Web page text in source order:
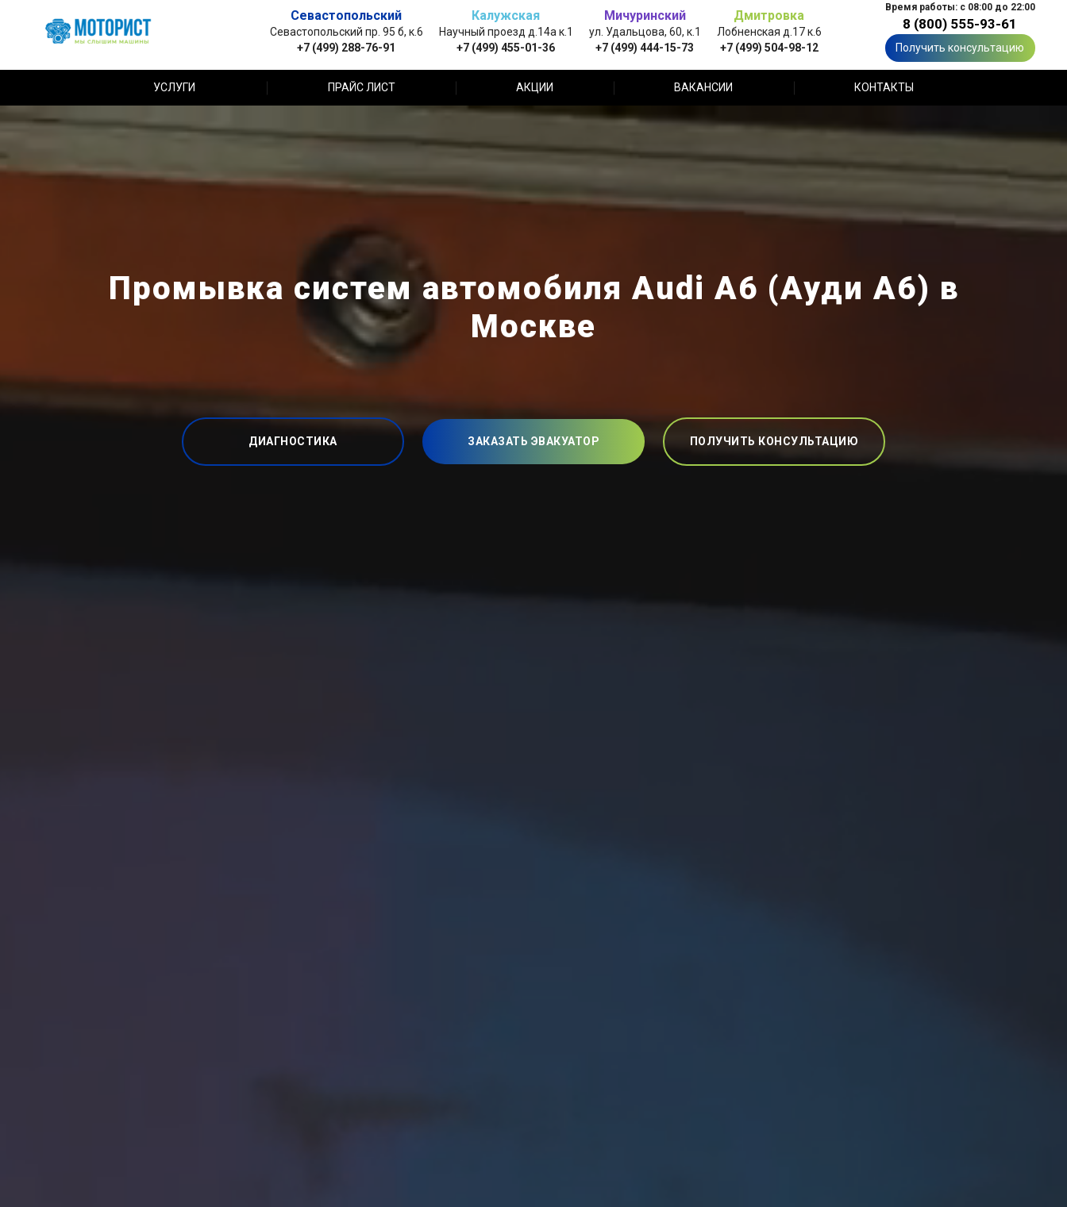
Севастопольский
Севастопольский пр. 95 б, к.6
+7 (499) 288-76-91
Калужская
Научный проезд д.14а к.1
+7 (499) 455-01-36
Мичуринский
ул. Удальцова, 60, к.1
+7 (499) 444-15-73
Дмитровка
Лобненская д.17 к.6
+7 (499) 504-98-12
Время работы: с 08:00 до 22:00
8 (800) 555-93-61
Получить консультацию
УСЛУГИ ПРАЙС ЛИСТ АКЦИИ ВАКАНСИИ КОНТАКТЫ
Промывка систем автомобиля Audi A6 (Ауди А6) в
Москве
ДИАГНОСТИКА ЗАКАЗАТЬ ЭВАКУАТОР ПОЛУЧИТЬ КОНСУЛЬТАЦИЮ